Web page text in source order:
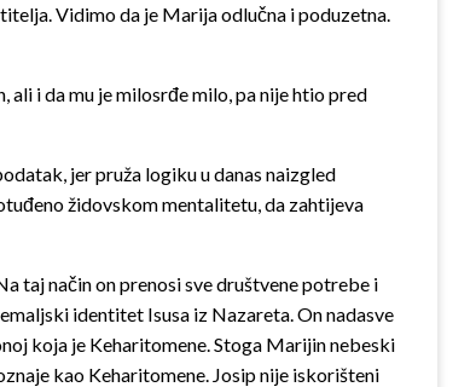
Vidimo da je Marija odlučna i poduzetna.
i da mu je milosrđe milo, pa nije htio pred
jer pruža logiku u danas naizgled
židovskom mentalitetu, da zahtijeva
taj način on prenosi sve društvene potrebe i
identitet Isusa iz Nazareta. On nadasve
koja je Keharitomene. Stoga Marijin nebeski
kao Keharitomene. Josip nije iskorišteni